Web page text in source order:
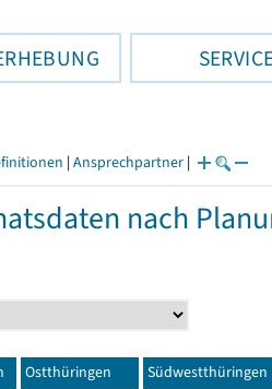
| Ansprechpartner |
nach
Ostthüringen Südwestthüringen